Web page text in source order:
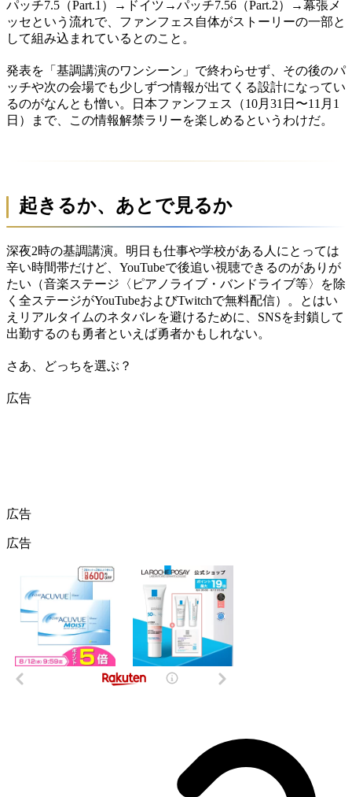
パッチ7.5（Part.1）→ドイツ→パッチ7.56（Part.2）→幕張メ
ッセという流れで、ファンフェス自体がストーリーの一部と
して組み込まれているとのこと。
発表を「基調講演のワンシーン」で終わらせず、その後のパ
ッチや次の会場でも少しずつ情報が出てくる設計になってい
るのがなんとも憎い。日本ファンフェス（10月31日〜11月1
日）まで、この情報解禁ラリーを楽しめるというわけだ。
起きるか、あとで見るか
深夜2時の基調講演。明日も仕事や学校がある人にとっては
辛い時間帯だけど、YouTubeで後追い視聴できるのがありが
たい（音楽ステージ〈ピアノライブ・バンドライブ等〉を除
く全ステージがYouTubeおよびTwitchで無料配信）。とはい
えリアルタイムのネタバレを避けるために、SNSを封鎖して
出勤するのも勇者といえば勇者かもしれない。
さあ、どっちを選ぶ？
広告
広告
広告